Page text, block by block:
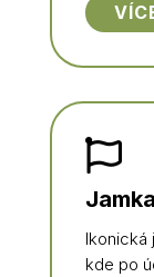

Ikonická
kde po